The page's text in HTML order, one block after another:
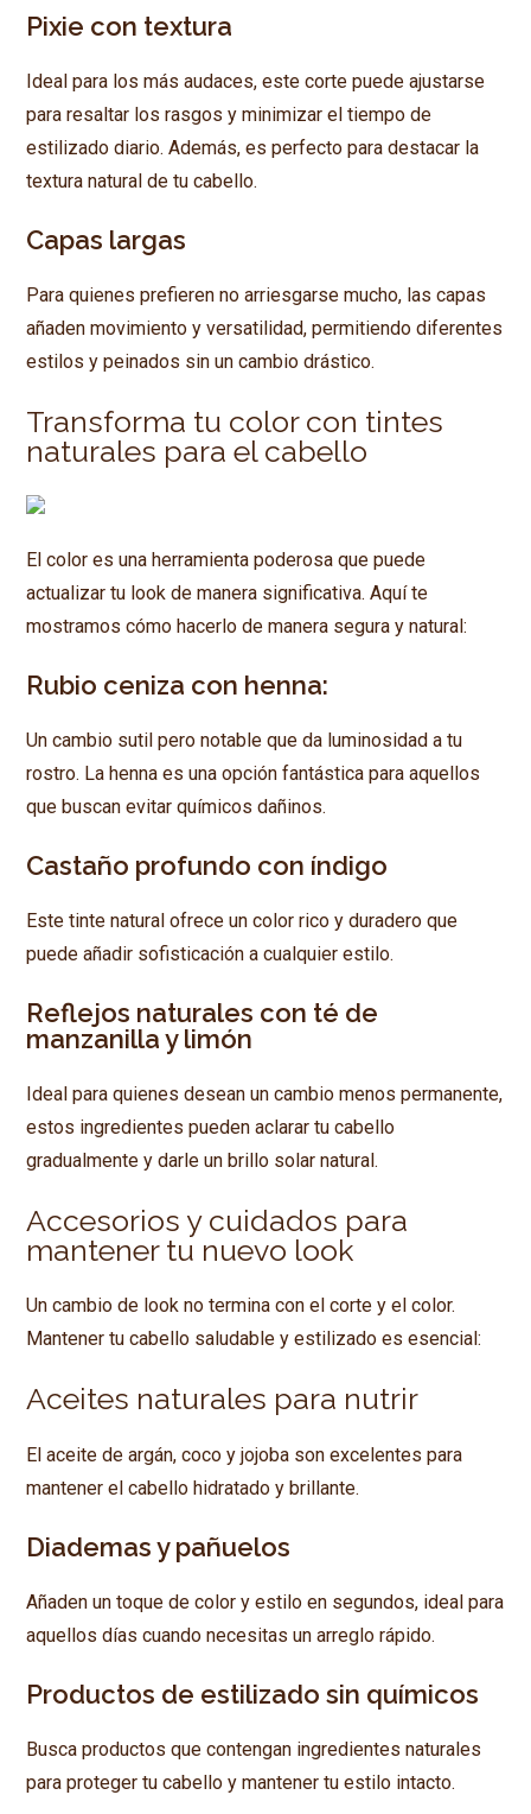
Pixie con textura
Ideal para los más audaces, este corte puede ajustarse
para resaltar los rasgos y minimizar el tiempo de
estilizado diario. Además, es perfecto para destacar la
textura natural de tu cabello.
Capas largas
Para quienes prefieren no arriesgarse mucho, las capas
añaden movimiento y versatilidad, permitiendo diferentes
estilos y peinados sin un cambio drástico.
Transforma tu color con tintes
naturales para el cabello
El color es una herramienta poderosa que puede
actualizar tu look de manera significativa. Aquí te
mostramos cómo hacerlo de manera segura y natural:
Rubio ceniza con henna:
Un cambio sutil pero notable que da luminosidad a tu
rostro. La henna es una opción fantástica para aquellos
que buscan evitar químicos dañinos.
Castaño profundo con índigo
Este tinte natural ofrece un color rico y duradero que
puede añadir sofisticación a cualquier estilo.
Reflejos naturales con té de
manzanilla y limón
Ideal para quienes desean un cambio menos permanente,
estos ingredientes pueden aclarar tu cabello
gradualmente y darle un brillo solar natural.
Accesorios y cuidados para
mantener tu nuevo look
Un cambio de look no termina con el corte y el color.
Mantener tu cabello saludable y estilizado es esencial:
Aceites naturales para nutrir
El aceite de argán, coco y jojoba son excelentes para
mantener el cabello hidratado y brillante.
Diademas y pañuelos
Añaden un toque de color y estilo en segundos, ideal para
aquellos días cuando necesitas un arreglo rápido.
Productos de estilizado sin químicos
Busca productos que contengan ingredientes naturales
para proteger tu cabello y mantener tu estilo intacto.